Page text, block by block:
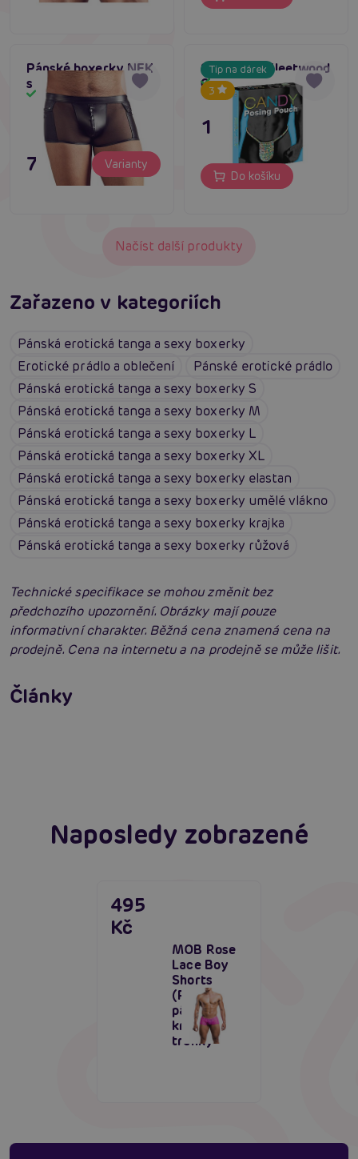
Pánské boxerky NEK
s kapsami černé
Skladem
795 Kč Varianty
Tip na dárek
3
Spencer & Fleetwood
Candy posing pouch
Skladem
179 Kč
Do košíku
Načíst další produkty
Zařazeno v kategoriích
Pánská erotická tanga a sexy boxerky
Erotické prádlo a oblečení
Pánské erotické prádlo
Pánská erotická tanga a sexy boxerky S
Pánská erotická tanga a sexy boxerky M
Pánská erotická tanga a sexy boxerky L
Pánská erotická tanga a sexy boxerky XL
Pánská erotická tanga a sexy boxerky elastan
Pánská erotická tanga a sexy boxerky umělé vlákno
Pánská erotická tanga a sexy boxerky krajka
Pánská erotická tanga a sexy boxerky růžová
Technické specifikace se mohou změnit bez
předchozího upozornění. Obrázky mají pouze
informativní charakter. Běžná cena znamená cena na
prodejně. Cena na internetu a na prodejně se může lišit.
Články
neodolatelně sexy
Číst více
Erotická inteligence: Příručka Sexiomů
Naposledy zobrazené
MOB Rose
Lace Boy
Shorts
(Pink),
pánské
krajkové
trenky
495
Kč